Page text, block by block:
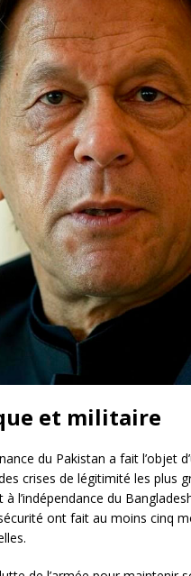
et militaire
du Pakistan a fait l’objet
crises de légitimité les plus
l’indépendance du
ont fait au moins cinq